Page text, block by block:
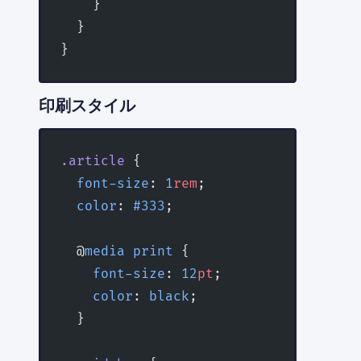
    }
  }
}
印刷スタイル
.article {
  font-size
: 1rem ;
  color
: #333 ;
  @
media print {
    font-size
: 12pt ;
    color
: black ;
  }